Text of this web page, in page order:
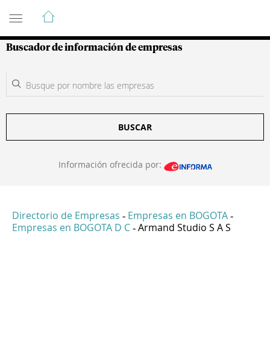
Guía de Empresas Colombianas
Buscador de información de empresas
BUSCAR
Información ofrecida por:
Directorio de Empresas - Empresas en BOGOTA -
Empresas en BOGOTA D C - Armand Studio S A S